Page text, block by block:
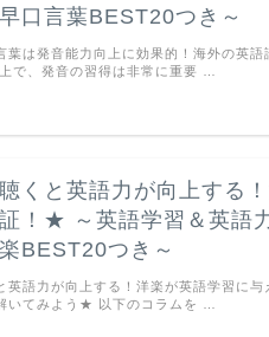
口言葉BEST20つき～
は発音能力向上に効果的！海外の英語
で、発音の習得は非常に重要 …
くと英語力が向上する
！★ ～英語学習＆英語
BEST20つき～
語力が向上する！洋楽が英語学習に与
いてみよう★ 以下のコラムを …